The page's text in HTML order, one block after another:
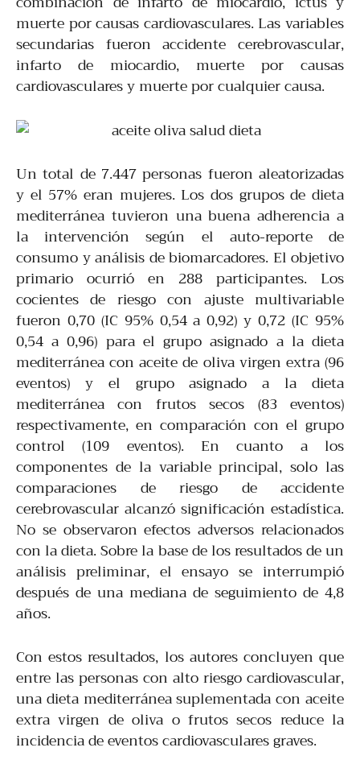
muerte por causas cardiovasculares. Las variables
secundarias fueron accidente cerebrovascular,
infarto de miocardio, muerte por causas
cardiovasculares y muerte por cualquier causa.
Un total de 7.447 personas fueron aleatorizadas
y el 57% eran mujeres. Los dos grupos de dieta
mediterránea tuvieron una buena adherencia a
la intervención según el auto-reporte de
consumo y análisis de biomarcadores. El objetivo
primario ocurrió en 288 participantes. Los
cocientes de riesgo con ajuste multivariable
fueron 0,70 (IC 95% 0,54 a 0,92) y 0,72 (IC 95%
0,54 a 0,96) para el grupo asignado a la dieta
mediterránea con aceite de oliva virgen extra (96
eventos) y el grupo asignado a la dieta
mediterránea con frutos secos (83 eventos)
respectivamente, en comparación con el grupo
control (109 eventos). En cuanto a los
componentes de la variable principal, solo las
comparaciones de riesgo de accidente
cerebrovascular alcanzó significación estadística.
No se observaron efectos adversos relacionados
con la dieta. Sobre la base de los resultados de un
análisis preliminar, el ensayo se interrumpió
después de una mediana de seguimiento de 4,8
años.
Con estos resultados, los autores concluyen que
entre las personas con alto riesgo cardiovascular,
una dieta mediterránea suplementada con aceite
extra virgen de oliva o frutos secos reduce la
incidencia de eventos cardiovasculares graves.